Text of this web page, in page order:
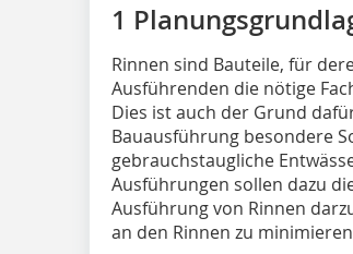
1
Rinnen sind Bauteile, für
Ausführenden die nötige
Dies ist auch der Grund
Bauausführung besondere
gebrauchstaugliche
Ausführungen sollen dazu
Ausführung von Rinnen
an den Rinnen zu